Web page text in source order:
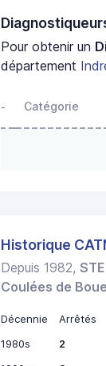
Pour obtenir un
département
- Catégorie
Historique
Depuis 1982,
Coulées de Boue
Décennie
Arrêtés
1980s
2